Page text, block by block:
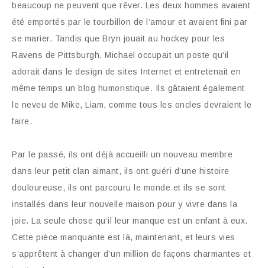
beaucoup ne peuvent que rêver. Les deux hommes avaient
été emportés par le tourbillon de l’amour et avaient fini par
se marier. Tandis que Bryn jouait au hockey pour les
Ravens de Pittsburgh, Michael occupait un poste qu’il
adorait dans le design de sites Internet et entretenait en
même temps un blog humoristique. Ils gâtaient également
le neveu de Mike, Liam, comme tous les oncles devraient le
faire.
Par le passé, ils ont déjà accueilli un nouveau membre
dans leur petit clan aimant, ils ont guéri d’une histoire
douloureuse, ils ont parcouru le monde et ils se sont
installés dans leur nouvelle maison pour y vivre dans la
joie. La seule chose qu’il leur manque est un enfant à eux.
Cette pièce manquante est là, maintenant, et leurs vies
s’apprêtent à changer d’un million de façons charmantes et